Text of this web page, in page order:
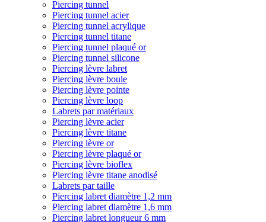
Piercing tunnel
Piercing tunnel acier
Piercing tunnel acrylique
Piercing tunnel titane
Piercing tunnel plaqué or
Piercing tunnel silicone
Piercing lèvre labret
Piercing lèvre boule
Piercing lèvre pointe
Piercing lèvre loop
Labrets par matériaux
Piercing lèvre acier
Piercing lèvre titane
Piercing lèvre or
Piercing lèvre plaqué or
Piercing lèvre bioflex
Piercing lèvre titane anodisé
Labrets par taille
Piercing labret diamètre 1,2 mm
Piercing labret diamètre 1,6 mm
Piercing labret longueur 6 mm